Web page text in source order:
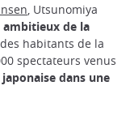
, Utsunomiya
ambitieux de la
habitants de la
spectateurs venus
dans une